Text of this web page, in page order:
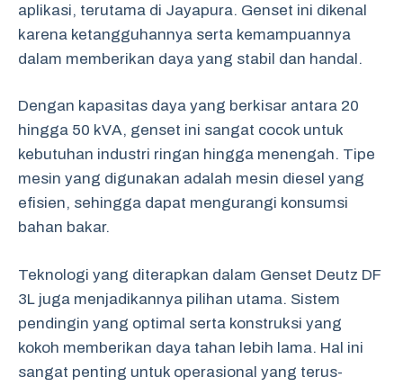
aplikasi, terutama di Jayapura. Genset ini dikenal
karena ketangguhannya serta kemampuannya
dalam memberikan daya yang stabil dan handal.
Dengan kapasitas daya yang berkisar antara 20
hingga 50 kVA, genset ini sangat cocok untuk
kebutuhan industri ringan hingga menengah. Tipe
mesin yang digunakan adalah mesin diesel yang
efisien, sehingga dapat mengurangi konsumsi
bahan bakar.
Teknologi yang diterapkan dalam Genset Deutz DF
3L juga menjadikannya pilihan utama. Sistem
pendingin yang optimal serta konstruksi yang
kokoh memberikan daya tahan lebih lama. Hal ini
sangat penting untuk operasional yang terus-